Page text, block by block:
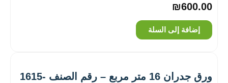
₪600.00
إضافة إلى السلة
ورق جدران 16 متر مربع – رقم الصنف ‎1615-